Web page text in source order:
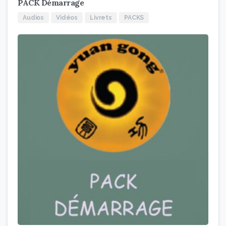
PACK Démarrage
Audios Vidéos Livrets PACKS